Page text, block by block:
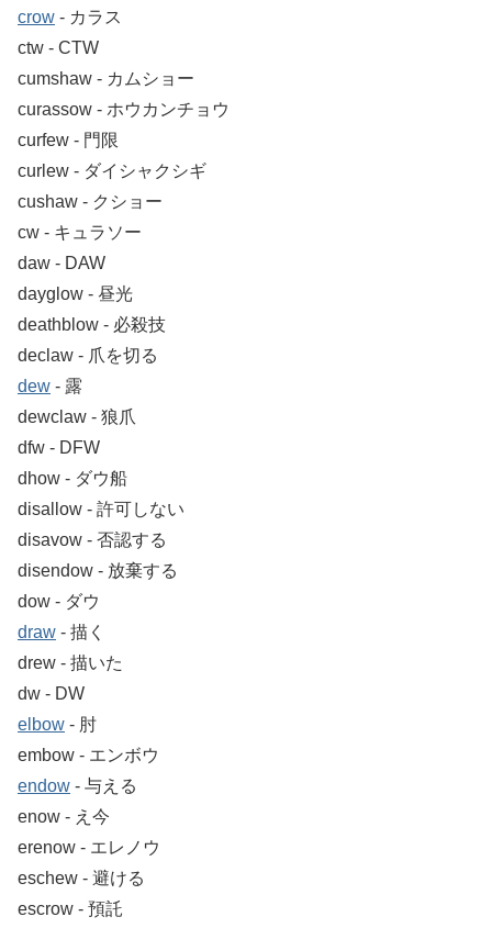
crow ‐ カラス
ctw ‐ CTW
cumshaw ‐ カムショー
curassow ‐ ホウカンチョウ
curfew ‐ 門限
curlew ‐ ダイシャクシギ
cushaw ‐ クショー
cw ‐ キュラソー
daw ‐ DAW
dayglow ‐ 昼光
deathblow ‐ 必殺技
declaw ‐ 爪を切る
dew ‐ 露
dewclaw ‐ 狼爪
dfw ‐ DFW
dhow ‐ ダウ船
disallow ‐ 許可しない
disavow ‐ 否認する
disendow ‐ 放棄する
dow ‐ ダウ
draw ‐ 描く
drew ‐ 描いた
dw ‐ DW
elbow ‐ 肘
embow ‐ エンボウ
endow ‐ 与える
enow ‐ え今
erenow ‐ エレノウ
eschew ‐ 避ける
escrow ‐ 預託